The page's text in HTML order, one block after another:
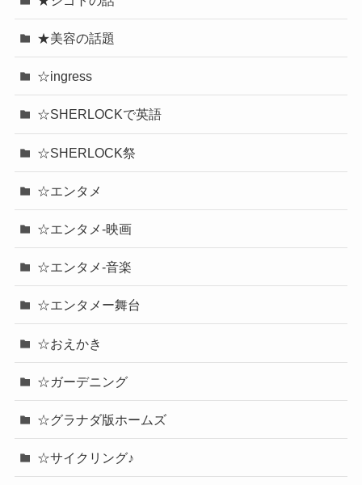
★美容の話題
☆ingress
☆SHERLOCKで英語
☆SHERLOCK祭
☆エンタメ
☆エンタメ-映画
☆エンタメ-音楽
☆エンタメー舞台
☆おえかき
☆ガーデニング
☆グラナダ版ホームズ
☆サイクリング♪